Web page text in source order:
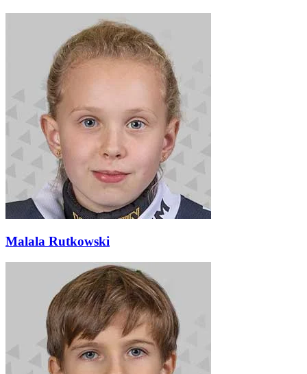
Malala Rutkowski